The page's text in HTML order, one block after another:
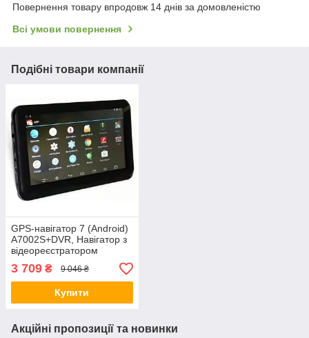
Повернення товару впродовж 14 днів за домовленістю
Всі умови повернення
Подібні товари компанії
GPS-навігатор 7 (Android)
A7002S+DVR, Навігатор з
відеореєстратором
3 709 ₴ 9 046 ₴
Купити
Акційні пропозиції та новинки